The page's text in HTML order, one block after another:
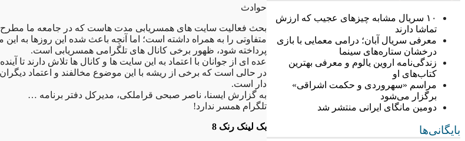
۱۰ سریال مشابه چیزهای عجیب که ارزش
تماشا دارند
معرفی سریال آبان؛ درامی معمایی با بازی
درخشان ستاره‌های سینما
زندگی‌نامه اروین یالوم و معرفی بهترین
کتاب‌های او
مراسم «سهروردی و حکمت اشراقی»
برگزار می‌شود
دومین مانگای ایرانی منتشر شد
بایگانی‌ها
حوادث
بحث فعالیت سایت های همسریابی مدت هاست که در جامعه ما مطرح
متفاوتی را به همراه داشته است؛ اما آنچه باعث شده این روزها به
پرداخته شود، ظهور برخی کانال های تلگرامی همسریابی است.
عده ای از جوانان با اعتماد به این سایت ها و کانال ها تلاش دارند تا
در حالی است که برخی از ریشه با این موضوع مخالفند و اعتماد
دار است.
به گزارش ایسنا، ناصر صبحی قراملکی، مدیرکل دفتر برنامه …
تلگرام همسر ندارد!
بک لینک رنک 8